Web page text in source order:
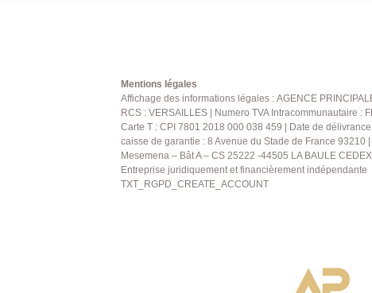
Mentions légales
Affichage des informations légales : AGENCE
RCS : VERSAILLES | Numero TVA Intracommunautaire :
Carte T : CPI 7801 2018 000 038 459 | Date de
caisse de garantie : 8 Avenue du Stade de France 93210
Mesemena – Bât A – CS 25222 -44505 LA BAULE
Entreprise juridiquement et financièrement indépendante
TXT_RGPD_CREATE_ACCOUNT